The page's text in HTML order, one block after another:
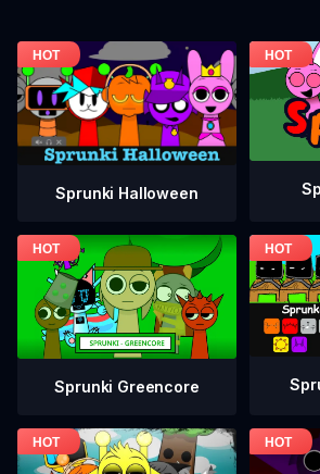
Sprunki Halloween
Sprunki Greencore